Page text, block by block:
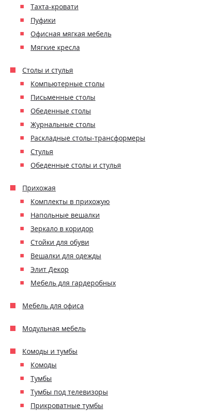
Тахта-кровати
Пуфики
Офисная мягкая мебель
Мягкие кресла
Столы и стулья
Компьютерные столы
Письменные столы
Обеденные столы
Журнальные столы
Раскладные столы-трансформеры
Стулья
Обеденные столы и стулья
Прихожая
Комплекты в прихожую
Напольные вешалки
Зеркало в коридор
Стойки для обуви
Вешалки для одежды
Элит Декор
Мебель для гардеробных
Мебель для офиса
Модульная мебель
Комоды и тумбы
Комоды
Тумбы
Тумбы под телевизоры
Прикроватные тумбы